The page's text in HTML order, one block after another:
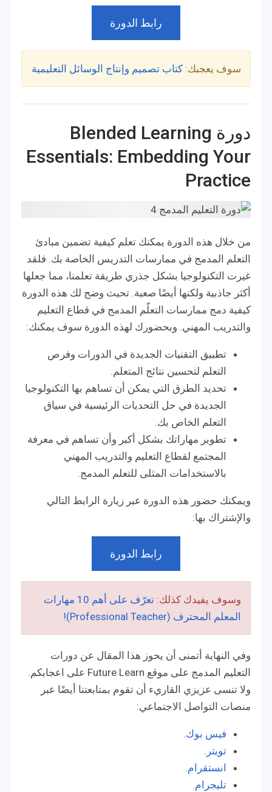
رابط الدورة
سوف يعجبك: كتاب تصميم وإنتاج الوسائل التعليمية
دورة Blended Learning
Essentials: Embedding Your
Practice
من خلال هذه الدورة يمكنك تعلم كيفية تضمين مبادئ
التعلم المدمج في ممارسات التدريس الخاصة بك. فلقد
غيرت التكنولوجيا بشكل جذري طريقة تعلمنا، مما جعلها
أكثر جاذبية ولكنها أيضًا صعبة. تحيث وضح لك هذه الدورة
كيفية دمج ممارسات التعلّم المدمج في قطاع التعليم
والتدريب المهني. وبحضورك لهذه الدورة سوف يمكنك:
تطبيق التقنيات الجديدة في الدورات وفرص
التعلم لتحسين نتائج المتعلم.
تحديد الطرق التي يمكن أن تساهم بها التكنولوجيا
الجديدة في حل التحديات الرئيسية في سياق
التعلم الخاص بك.
تطوير مهاراتك بشكل أكبر وأن تساهم في معرفة
المجتمع لقطاع التعليم والتدريب المهني
بالاستخدامات المثلى للتعلم المدمج.
ويمكنك حضور هذه الدورة عبر زيارة الرابط التالي
والإشتراك بها:
رابط الدورة
وسوف يفيدك كذلك:
تعرّف على أهم 10 مهارات
المعلم المحترف (Professional Teacher)!
وفي النهاية أتمنى أن يحوز هذا المقال عن دورات
التعليم المدمج على موقع Future Learn على اعجابكم.
ولا تنسى عزيزي القاريء أن تقوم بمتابعتنا أيضًا عبر
منصات التواصل الاجتماعي:
فيس بوك.
تويتر .
انستقرام.
تليجرام.